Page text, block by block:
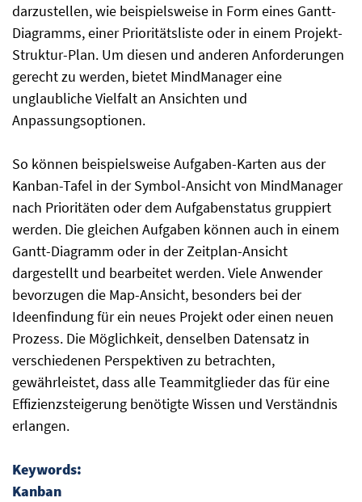
darzustellen, wie beispielsweise in Form eines Gantt-
Diagramms, einer Prioritätsliste oder in einem Projekt-
Struktur-Plan. Um diesen und anderen Anforderungen
gerecht zu werden, bietet MindManager eine
unglaubliche Vielfalt an Ansichten und
Anpassungsoptionen.
So können beispielsweise Aufgaben-Karten aus der
Kanban-Tafel in der Symbol-Ansicht von MindManager
nach Prioritäten oder dem Aufgabenstatus gruppiert
werden. Die gleichen Aufgaben können auch in einem
Gantt-Diagramm oder in der Zeitplan-Ansicht
dargestellt und bearbeitet werden. Viele Anwender
bevorzugen die Map-Ansicht, besonders bei der
Ideenfindung für ein neues Projekt oder einen neuen
Prozess. Die Möglichkeit, denselben Datensatz in
verschiedenen Perspektiven zu betrachten,
gewährleistet, dass alle Teammitglieder das für eine
Effizienzsteigerung benötigte Wissen und Verständnis
erlangen.
Keywords:
Kanban